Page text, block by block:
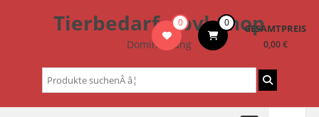
Tierbedarf – bvl-Shop
Dominik Lang
0 0 GESAMTPREIS
0,00 €
Suchen
nach: